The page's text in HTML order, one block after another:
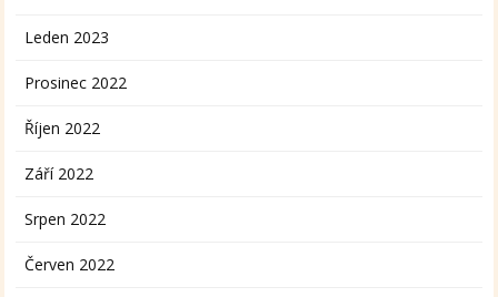
Leden 2023
Prosinec 2022
Říjen 2022
Září 2022
Srpen 2022
Červen 2022